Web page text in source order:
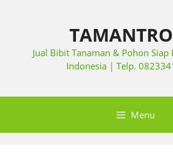
Jual Bibit Tanaman & Pohon
Indonesia | Telp.
Menu